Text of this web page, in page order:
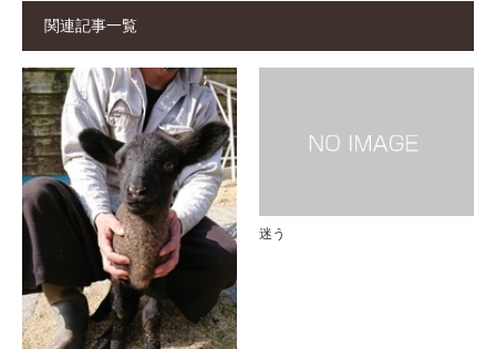
関連記事一覧
迷う